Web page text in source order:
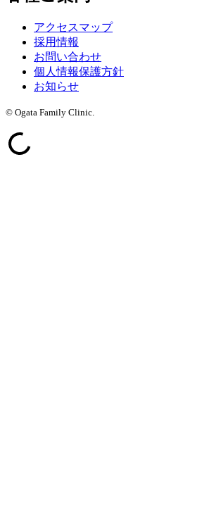
アクセスマップ
採用情報
お問い合わせ
個人情報保護方針
お知らせ
© Ogata Family Clinic.